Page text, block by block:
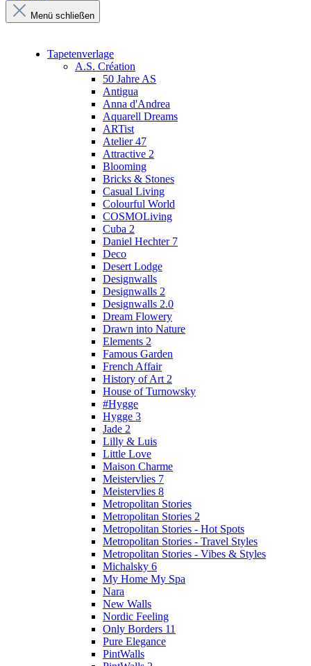
Menü schließen
Tapetenverlage
A.S. Création
50 Jahre AS
Antigua
Anna d'Andrea
Aquarell Dreams
ARTist
Atelier 47
Attractive 2
Blooming
Bricks & Stones
Casual Living
Colourful World
COSMOLiving
Cuba 2
Daniel Hechter 7
Deco
Desert Lodge
Designwalls
Designwalls 2
Designwalls 2.0
Dream Flowery
Drawn into Nature
Elements 2
Famous Garden
French Affair
History of Art 2
House of Turnowsky
#Hygge
Hygge 3
Jade 2
Lilly & Luis
Little Love
Maison Charme
Meistervlies 7
Meistervlies 8
Metropolitan Stories
Metropolitan Stories 2
Metropolitan Stories - Hot Spots
Metropolitan Stories - Travel Styles
Metropolitan Stories - Vibes & Styles
Michalsky 6
My Home My Spa
Nara
New Walls
Nordic Feeling
Only Borders 11
Pure Elegance
PintWalls